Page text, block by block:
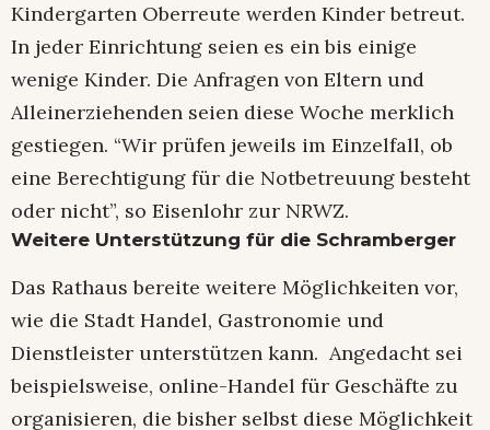
Kindergarten Oberreute werden Kinder betreut.
In jeder Einrichtung seien es ein bis einige
wenige Kinder. Die Anfragen von Eltern und
Alleinerziehenden seien diese Woche merklich
gestiegen. “Wir prüfen jeweils im Einzelfall, ob
eine Berechtigung für die Notbetreuung besteht
oder nicht”, so Eisenlohr zur NRWZ.
Weitere Unterstützung für die Schramberger
Das Rathaus bereite weitere Möglichkeiten vor,
wie die Stadt Handel, Gastronomie und
Dienstleister unterstützen kann. Angedacht sei
beispielsweise, online-Handel für Geschäfte zu
organisieren, die bisher selbst diese Möglichkeit